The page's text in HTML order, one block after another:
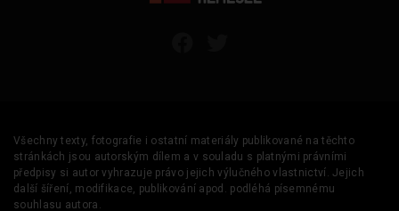
Všechny texty, fotografie i ostatní materiály publikované na těchto
stránkách jsou autorským dílem a v souladu s platnými právními
předpisy si autor vyhrazuje právo jejich výlučného vlastnictví. Jejich
další šíření, modifikace, publikování apod. podléhá písemnému
souhlasu autora.